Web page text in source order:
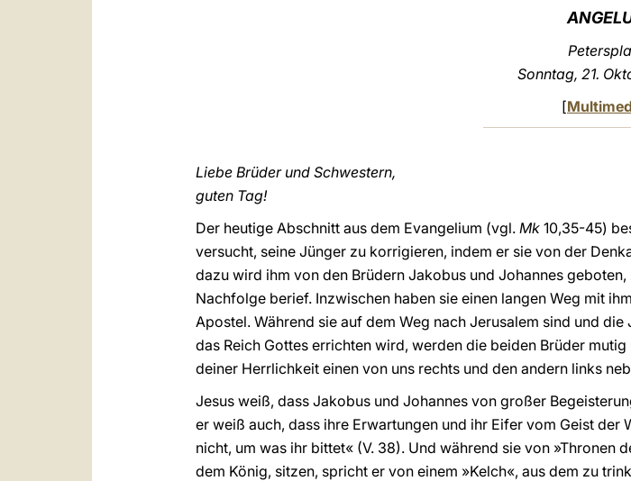
Sonntag, 21.
[
Liebe Brüder und Schwestern,
guten Tag!
Der heutige Abschnitt aus dem Evangelium (vgl. Mk 10,35-45)
versucht, seine Jünger zu korrigieren, indem er sie von der
dazu wird ihm von den Brüdern Jakobus und Johannes
Nachfolge berief. Inzwischen haben sie einen langen Weg mit
Apostel. Während sie auf dem Weg nach Jerusalem sind und
das Reich Gottes errichten wird, werden die beiden Brüder
deiner Herrlichkeit einen von uns rechts und den andern links
Jesus weiß, dass Jakobus und Johannes von großer
er weiß auch, dass ihre Erwartungen und ihr Eifer vom Geist
nicht, um was ihr bittet« (V. 38). Und während sie von »Thronen
dem König, sitzen, spricht er von einem »Kelch«, aus dem zu